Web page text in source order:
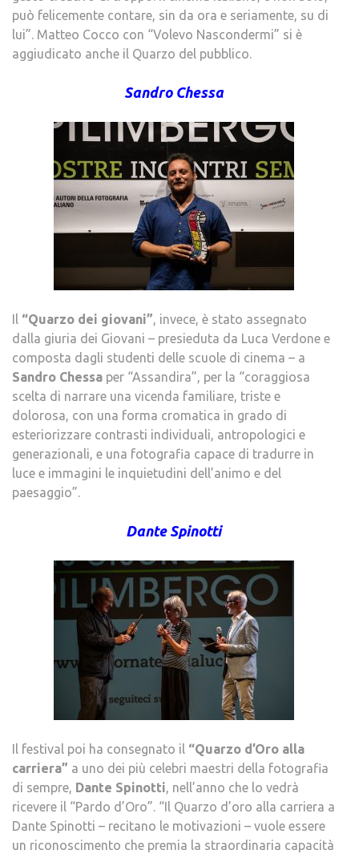
può felicemente contare, sin da ora e seriamente, su di
lui”. Matteo Cocco con “Volevo Nascondermi” si è
aggiudicato anche il Quarzo del pubblico.
Sandro Chessa
Il “Quarzo dei giovani”, invece, è stato assegnato
dalla giuria dei Giovani – presieduta da Luca Verdone e
composta dagli studenti delle scuole di cinema – a
Sandro Chessa per “Assandira”, per la “coraggiosa
scelta di narrare una vicenda familiare, triste e
dolorosa, con una forma cromatica in grado di
esteriorizzare contrasti individuali, antropologici e
generazionali, e una fotografia capace di tradurre in
luce e immagini le inquietudini dell’animo e del
paesaggio”.
Dante Spinotti
Il festival poi ha consegnato il “Quarzo d’Oro alla
carriera” a uno dei più celebri maestri della fotografia
di sempre, Dante Spinotti, nell’anno che lo vedrà
ricevere il “Pardo d’Oro”. “Il Quarzo d’oro alla carriera a
Dante Spinotti – recitano le motivazioni – vuole essere
un riconoscimento che premia la straordinaria capacità